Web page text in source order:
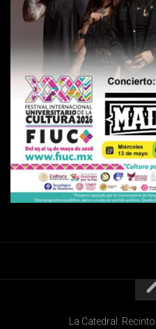
La Catedral: